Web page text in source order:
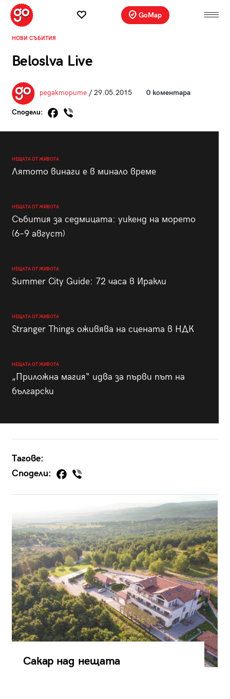
GoMap
НОВИ СЪБИТИЯ
Beloslva Live
редакторите/ 29.05.2015 0 коментара
Сподели:
НЕЩАТА ОТ ЖИВОТА
Лятото винаги е в минало време
НЕЩАТА ОТ ЖИВОТА
Събития за седмицата: уикенд на морето
(6–9 август)
НЕЩАТА ОТ ЖИВОТА
Summer City Guide: 72 часа в Иракли
НЕЩАТА ОТ ЖИВОТА
Stranger Things оживява на сцената в НДК
НЕЩАТА ОТ ЖИВОТА
„Приложна магия“ идва за първи път на
български
Тагове:
Сподели:
Сакар над нещата